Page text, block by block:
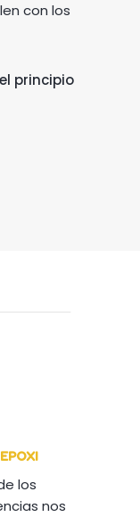
con los
principio
los
nos